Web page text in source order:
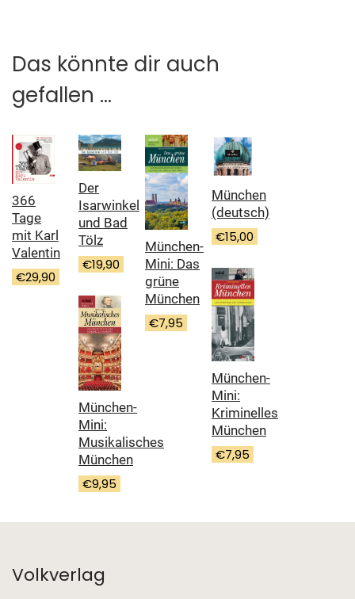
Das könnte dir auch
gefallen …
366
Tage
mit Karl
Valentin
€29,90
Der
Isarwinkel
und Bad
Tölz
€19,90
München-
Mini: Das
grüne
München
€7,95
München
(deutsch)
€15,00
München-
Mini:
Kriminelles
München
€7,95
München-
Mini:
Musikalisches
München
€9,95
Volkverlag